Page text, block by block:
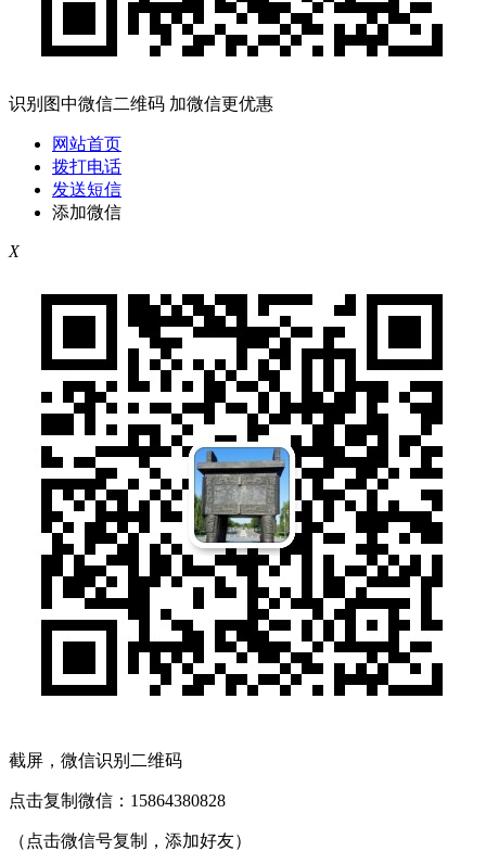
识别图中微信二维码 加微信更优惠
网站首页
拨打电话
发送短信
添加微信
X
截屏，微信识别二维码
点击复制微信：15864380828
（点击微信号复制，添加好友）